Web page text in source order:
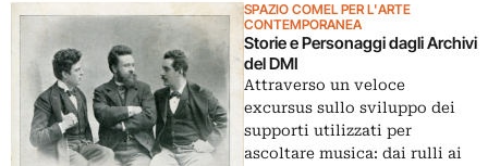
SPAZIO COMEL PER L'ARTE
CONTEMPORANEA
Storie e Personaggi dagli Archivi
del DMI
Attraverso un veloce
excursus sullo sviluppo dei
supporti utilizzati per
ascoltare musica: dai rulli ai